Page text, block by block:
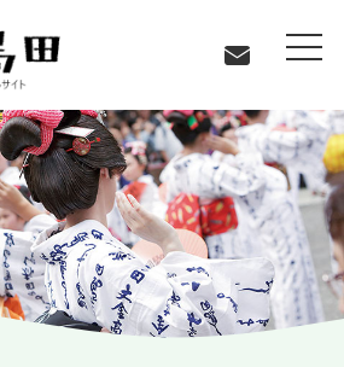
島田市の魅力・特色